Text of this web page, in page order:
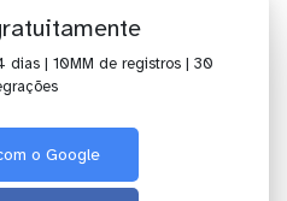
dias | 10MM de registros | 30
o Google